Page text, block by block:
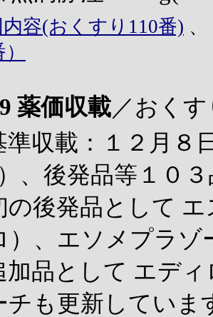
内容(おくすり110番)
薬価収載／おく
準収載：１２月８
、後発品等１０
の後発品として
）、エソメプラゾ
加品として エデ
チも更新していま